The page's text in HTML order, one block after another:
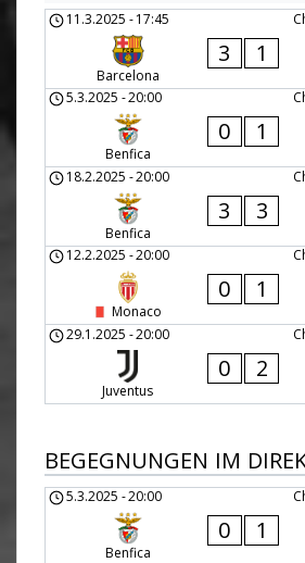
11.3.2025 -17:45
Barcelona
3 1
5.3.2025 -20:00
Benfica
0 1
18.2.2025 -20:00
Benfica
3 3
12.2.2025 -20:00
Monaco
0 1
29.1.2025 -20:00
Juventus
0 2
BEGEGNUNGEN IM
5.3.2025 -20:00
Benfica
0 1